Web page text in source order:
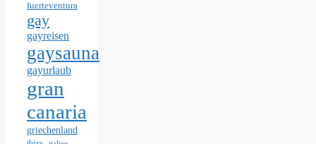
fuerteventura
gay
gayreisen
gaysauna
gayurlaub
gran
canaria
griechenland